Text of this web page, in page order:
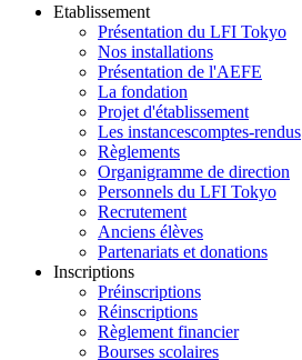
Etablissement
Présentation du LFI Tokyo
Nos installations
Présentation de l'AEFE
La fondation
Projet d'établissement
Les instancescomptes-rendus
Règlements
Organigramme de direction
Personnels du LFI Tokyo
Recrutement
Anciens élèves
Partenariats et donations
Inscriptions
Préinscriptions
Réinscriptions
Règlement financier
Bourses scolaires